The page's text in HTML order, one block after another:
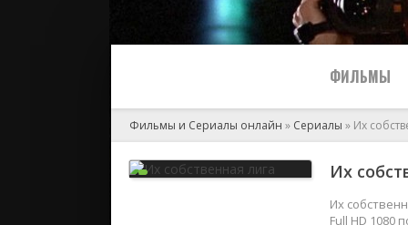
ФИЛЬМЫ
2024
Фильмы и Сериалы онлайн » Сериалы » Их
Их
Их
Full HD 1080